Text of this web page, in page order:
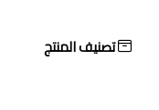
تصنيف المنتج